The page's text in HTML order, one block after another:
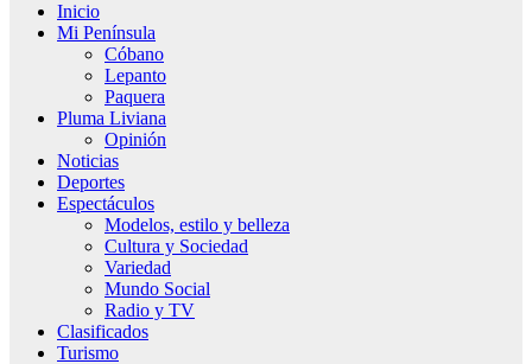
Inicio
Mi Península
Cóbano
Lepanto
Paquera
Pluma Liviana
Opinión
Noticias
Deportes
Espectáculos
Modelos, estilo y belleza
Cultura y Sociedad
Variedad
Mundo Social
Radio y TV
Clasificados
Turismo